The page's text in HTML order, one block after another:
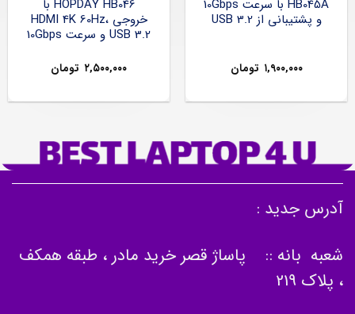
HB045A با سرعت 10Gbps
و پشتیبانی از USB 3.2
۱,۹۰۰,۰۰۰ تومان
HOPDAY HB046 با
خروجی HDMI 4K 60Hz،
USB 3.2 و سرعت 10Gbps
۲,۵۰۰,۰۰۰ تومان
آدرس جدید :
شعبه بانه :: پاساژ قصر خرید مادر ، طبقه همکف
، پلاک 219